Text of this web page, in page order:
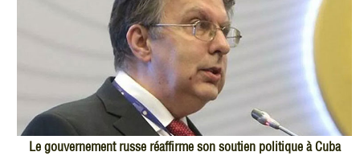
Le gouvernement russe réaffirme son soutien politique à Cuba